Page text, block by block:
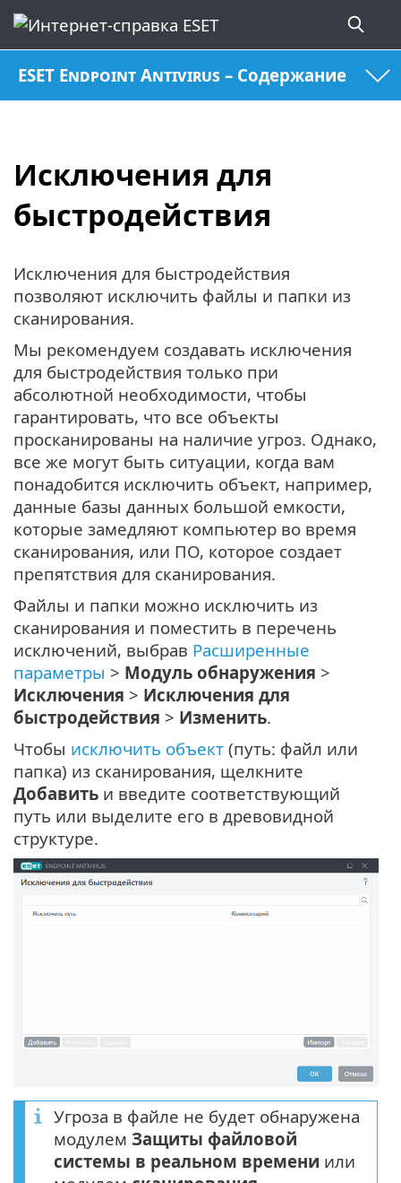
ESET Endpoint Antivirus – Содержание
Исключения для
быстродействия
Исключения для быстродействия
позволяют исключить файлы и папки из
сканирования.
Мы рекомендуем создавать исключения
для быстродействия только при
абсолютной необходимости, чтобы
гарантировать, что все объекты
просканированы на наличие угроз. Однако,
все же могут быть ситуации, когда вам
понадобится исключить объект, например,
данные базы данных большой емкости,
которые замедляют компьютер во время
сканирования, или ПО, которое создает
препятствия для сканирования.
Файлы и папки можно исключить из
сканирования и поместить в перечень
исключений, выбрав Расширенные
параметры > Модуль обнаружения >
Исключения > Исключения для
быстродействия > Изменить.
Чтобы исключить объект (путь: файл или
папка) из сканирования, щелкните
Добавить и введите соответствующий
путь или выделите его в древовидной
структуре.
Угроза в файле не будет обнаружена
модулем Защиты файловой
системы в реальном времени или